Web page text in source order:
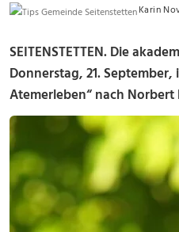
Karin
SEITENSTETTEN. Die
Donnerstag, 21.
Atemerleben“ nach